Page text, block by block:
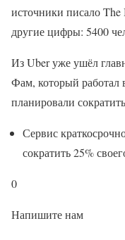
источники писало
другие цифры: 5400
Из Uber уже ушёл
Фам, который работал
планировали
Сервис
сократить 25%
0
Напишите нам